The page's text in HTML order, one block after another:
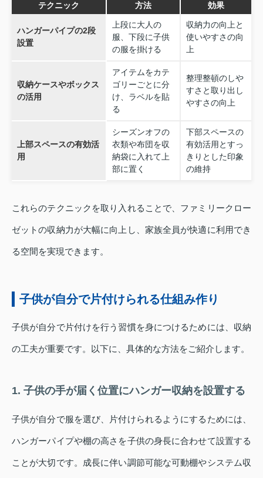
テクニック 方法 効果
ハンガーパイプの2段
設置
上段に大人の
服、下段に子供
の服を掛ける
収納力の向上と
使いやすさの向
上
収納ケースやボックス
の活用
アイテムをカテ
ゴリーごとに分
け、ラベルを貼
る
整理整頓のしや
すさと取り出し
やすさの向上
上部スペースの有効活
用
シーズンオフの
衣類や布団を収
納袋に入れて上
部に置く
下部スペースの
有効活用とすっ
きりとした印象
の維持
これらのテクニックを取り入れることで、ファミリークロー
ゼットの収納力が大幅に向上し、家族全員が快適に利用でき
る空間を実現できます。
子供が自分で片付けられる仕組み作り
子供が自分で片付けを行う習慣を身につけるためには、収納
の工夫が重要です。以下に、具体的な方法をご紹介します。
1. 子供の手が届く位置にハンガー収納を設置する
子供が自分で服を選び、片付けられるようにするためには、
ハンガーパイプや棚の高さを子供の身長に合わせて設置する
ことが大切です。成長に伴い調節可能な可動棚やシステム収